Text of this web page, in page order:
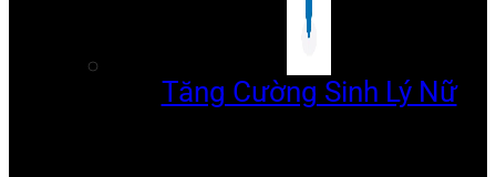
Tăng Cường Sinh Lý Nữ